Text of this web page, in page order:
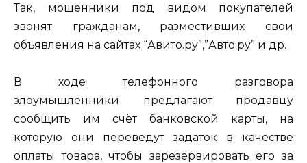
Так, мошенники под видом покупателей
звонят гражданам, разместивших свои
объявления на сайтах “Авито.ру”,”Авто.ру” и др.
В ходе телефонного разговора
злоумышленники предлагают продавцу
сообщить им счёт банковской карты, на
которую они переведут задаток в качестве
оплаты товара, чтобы зарезервировать его за